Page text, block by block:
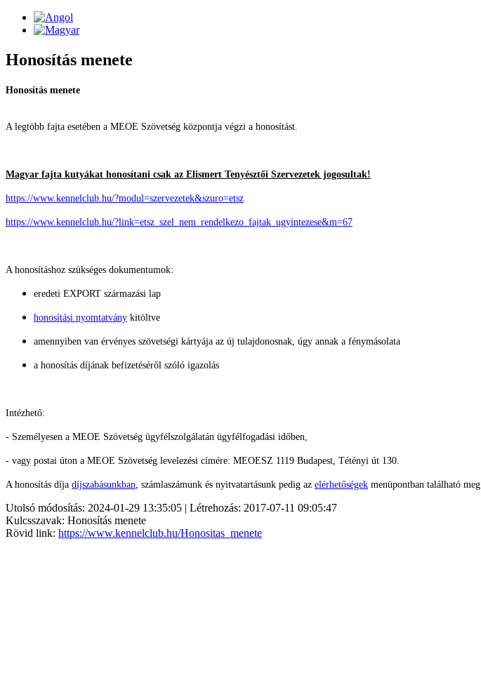
Honosítás menete
Honosítás menete
A legtöbb fajta esetében a MEOE Szövetség központja végzi a honosítást.
Magyar fajta kutyákat honosítani csak az Elismert Tenyésztői Szervezetek jogosultak!
https://www.kennelclub.hu/?modul=szervezetek&szuro=etsz
https://www.kennelclub.hu/?link=etsz_szel_nem_rendelkezo_fajtak_ugyintezese&m=67
A honosításhoz szükséges dokumentumok:
eredeti EXPORT származási lap
honosítási nyomtatvány kitöltve
amennyiben van érvényes szövetségi kártyája az új tulajdonosnak, úgy annak a fénymásolata
a honosítás díjának befizetéséről szóló igazolás
Intézhető:
- Személyesen a MEOE Szövetség ügyfélszolgálatán ügyfélfogadási időben,
- vagy postai úton a MEOE Szövetség levelezési címére: MEOESZ 1119 Budapest, Tétényi út 130.
A honosítás díja díjszabásunkban , számlaszámunk és nyitvatartásunk pedig az elérhetőségek menüpontban található meg.
Utolsó módosítás: 2024-01-29 13:35:05 | Létrehozás: 2017-07-11 09:05:47
Kulcsszavak: Honosítás menete
Rövid link: https://www.kennelclub.hu/Honositas_menete